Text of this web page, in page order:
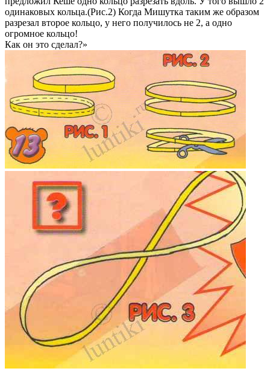
одинаковых кольца.(Рис.2) Когда Мишутка таким же образом
разрезал второе кольцо, у него получилось не 2, а одно
огромное кольцо!
Как он это сделал?»